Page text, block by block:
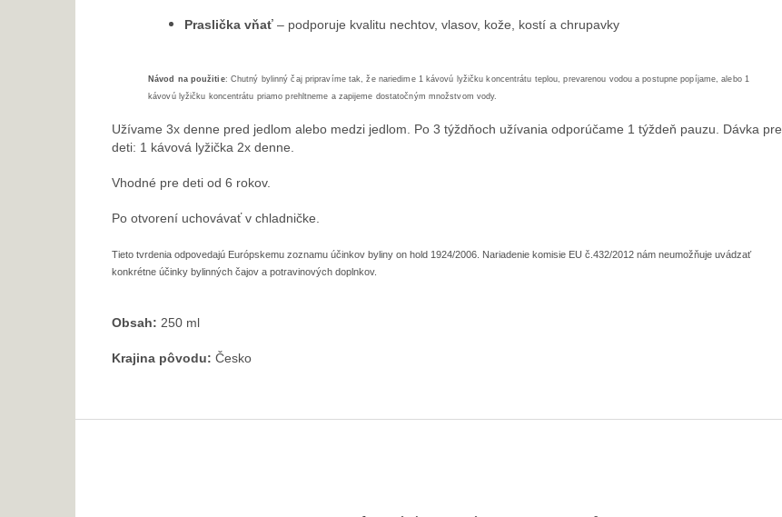
Praslička vňať – podporuje kvalitu nechtov, vlasov, kože, kostí a chrupavky
Návod na použitie: Chutný bylinný čaj pripravíme tak, že nariedime 1 kávovú lyžičku koncentrátu teplou, prevarenou vodou a postupne popíjame, alebo 1
kávovú lyžičku koncentrátu priamo prehltneme a zapijeme dostatočným množstvom vody.
Užívame 3x denne pred jedlom alebo medzi jedlom. Po 3 týždňoch užívania odporúčame 1 týždeň pauzu. Dávka pre
deti: 1 kávová lyžička 2x denne.
Vhodné pre deti od 6 rokov.
Po otvorení uchovávať v chladničke.
Tieto tvrdenia odpovedajú Európskemu zoznamu účinkov byliny on hold 1924/2006. Nariadenie komisie EU č.432/2012 nám neumožňuje uvádzať
konkrétne účinky bylinných čajov a potravinových doplnkov.
Obsah: 250 ml
Krajina pôvodu: Česko